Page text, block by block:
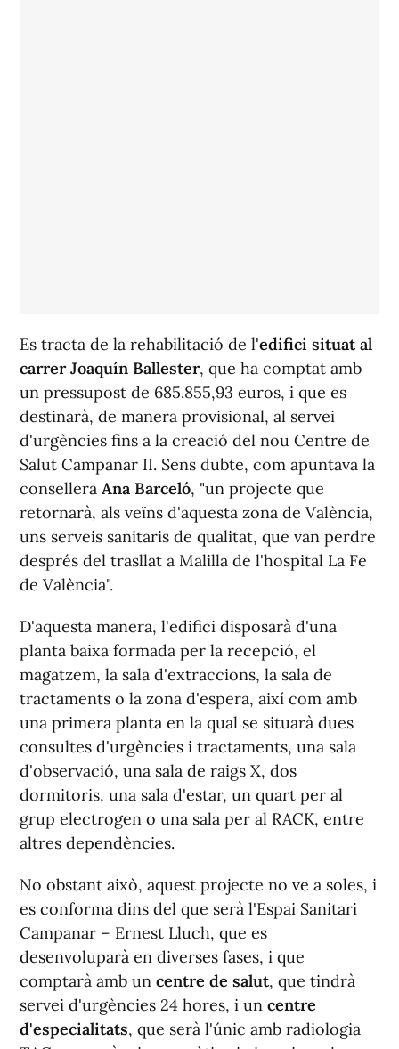
Es tracta de la rehabilitació de l'edifici situat al
carrer Joaquín Ballester, que ha comptat amb
un pressupost de 685.855,93 euros, i que es
destinarà, de manera provisional, al servei
d'urgències fins a la creació del nou Centre de
Salut Campanar II. Sens dubte, com apuntava la
consellera Ana Barceló, "un projecte que
retornarà, als veïns d'aquesta zona de València,
uns serveis sanitaris de qualitat, que van perdre
després del trasllat a Malilla de l'hospital La Fe
de València".
D'aquesta manera, l'edifici disposarà d'una
planta baixa formada per la recepció, el
magatzem, la sala d'extraccions, la sala de
tractaments o la zona d'espera, així com amb
una primera planta en la qual se situarà dues
consultes d'urgències i tractaments, una sala
d'observació, una sala de raigs X, dos
dormitoris, una sala d'estar, un quart per al
grup electrogen o una sala per al RACK, entre
altres dependències.
No obstant això, aquest projecte no ve a soles, i
es conforma dins del que serà l'Espai Sanitari
Campanar – Ernest Lluch, que es
desenvoluparà en diverses fases, i que
comptarà amb un centre de salut, que tindrà
servei d'urgències 24 hores, i un centre
d'especialitats, que serà l'únic amb radiologia